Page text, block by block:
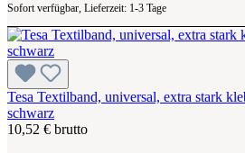
Sofort verfügbar, Lieferzeit: 1-3 Tage
Tesa Textilband, universal, extra stark
schwarz
10,52 € brutto